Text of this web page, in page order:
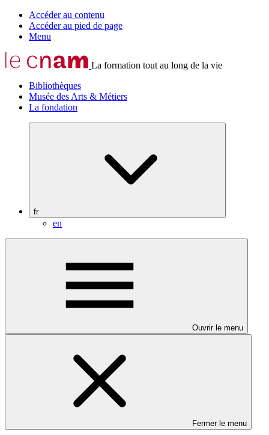
Accéder au contenu
Accéder au pied de page
Menu
La formation tout au long de la vie
Bibliothèques
Musée des Arts & Métiers
La fondation
fr
en
Ouvrir le menu
Fermer le menu